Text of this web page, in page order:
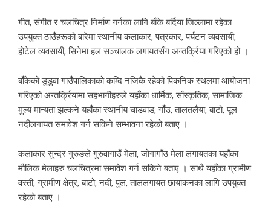
गीत, संगीत र चलचित्र निर्माण गर्नका लागि बाँके बर्दिया जिल्लामा रहेका
उपयुक्त ठाउँहरूको बारेमा स्थानीय कलाकार, पत्रकार, पर्यटन व्यवसायी,
होटेल व्यवसायी, सिनेमा हल सञ्चालक लगायतसँग अन्तर्क्रिया गरिएको हो ।
बाँकेको डुडुवा गाउँपालिकाको कम्दि नजिकै रहेको पिकनिक स्थलमा आयोजना
गरिएको अन्तर्क्रियामा सहभागीहरुले यहाँका धार्मिक, साँस्कृतिक, सामाजिक
मुल्य मान्यता झल्कने यहाँका स्थानीय चाडवाड, गाँउ, तालतलैया, बाटो, पूल
नदीलगायत समावेश गर्न सकिने सम्भावना रहेको बताए ।‌
कलाकार सुन्दर गुरुङले गुरुवागाउँ मेला, जोगागाँउ मेला लगायतका यहाँका
मौलिक मेलाहरु चलचित्रमा समावेश गर्न सकिने बताए । साथै यहाँका ग्रामीण
वस्ती, ग्रामीण क्षेत्र, बाटो, नदी, पुल, ताललगायत छायांकनका लागि उपयुक्त
रहेको बताए ।‌